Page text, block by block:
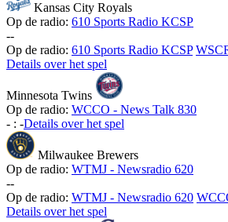
Kansas City Royals
Op de radio: 610 Sports Radio KCSP
--
Op de radio: 610 Sports Radio KCSP
Details over het spel
Minnesota Twins
Op de radio: WCCO - News Talk 830
- : -Details over het spel
Milwaukee Brewers
Op de radio: WTMJ - Newsradio 620
--
Op de radio: WTMJ - Newsradio 620
Details over het spel